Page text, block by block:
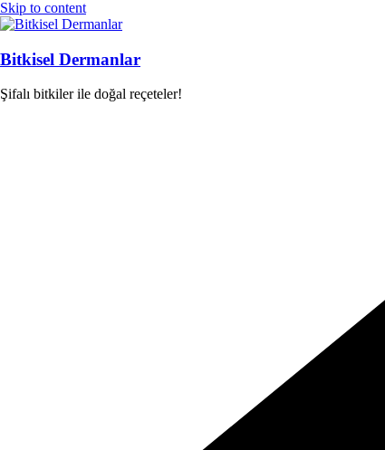
Skip to content
Bitkisel Dermanlar
Şifalı bitkiler ile doğal reçeteler!